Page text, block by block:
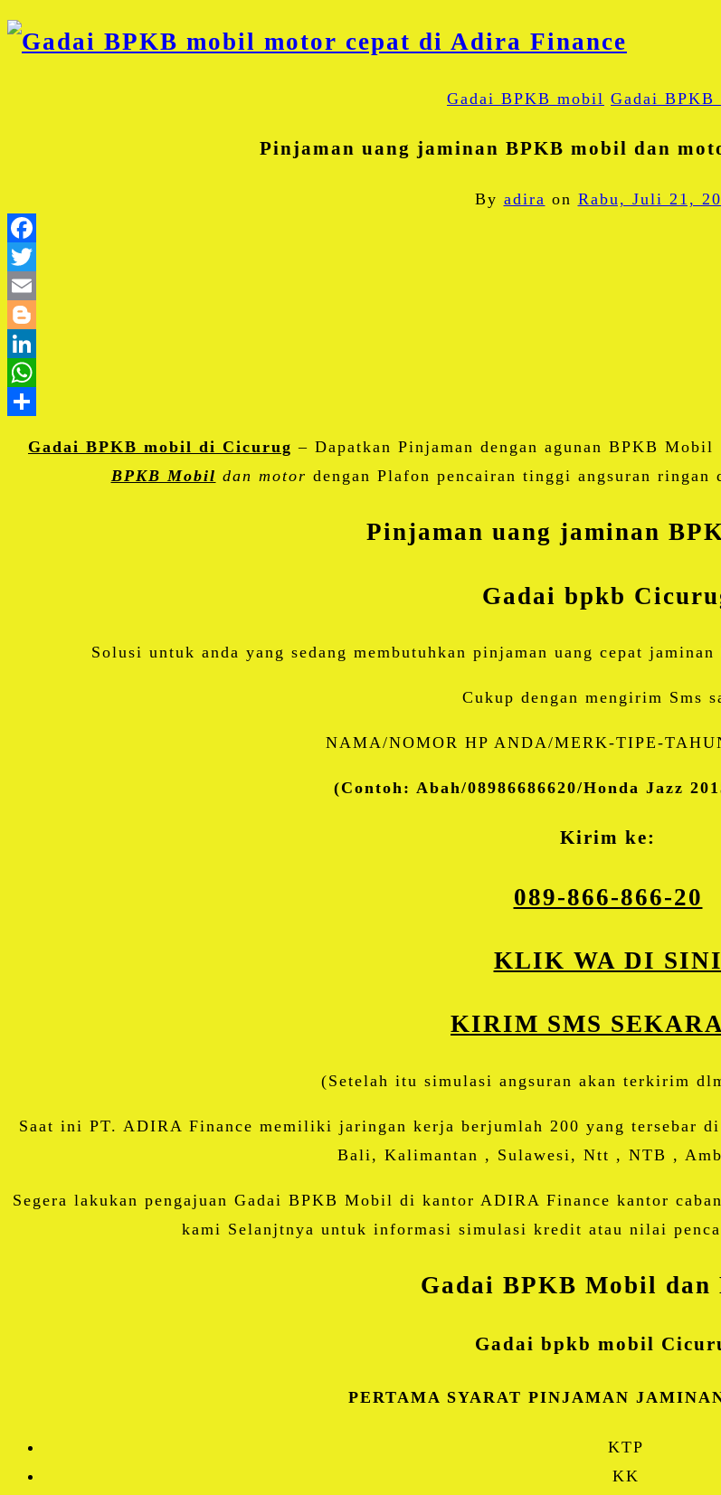
Gadai BPKB mobil Gadai BPKB
Pinjaman uang jaminan BPKB mobil dan
By adira on Rabu, Juli 21,
Gadai BPKB mobil di Cicurug – Dapatkan Pinjaman dengan agunan BPKB
BPKB Mobil dan motor dengan Plafon pencairan tinggi angsuran ringan
Pinjaman uang jaminan
Gadai bpkb
Solusi untuk anda yang sedang membutuhkan pinjaman uang cepat
Cukup dengan mengirim Sms
NAMA/NOMOR HP ANDA/MERK-TIPE-
(Contoh: Abah/08986686620/Honda Jazz
Kirim ke:
089-866-866-20
KLIK WA DI SINI
KIRIM SMS
(Setelah itu simulasi angsuran akan terkirim
Saat ini PT. ADIRA Finance memiliki jaringan kerja berjumlah 200 yang tersebar
Bali, Kalimantan , Sulawesi, Ntt , NTB ,
Segera lakukan pengajuan Gadai BPKB Mobil di kantor ADIRA Finance kantor
kami Selanjtnya untuk informasi simulasi kredit atau nilai
Gadai BPKB Mobil dan
Gadai bpkb mobil
PERTAMA SYARAT PINJAMAN
KTP
KK